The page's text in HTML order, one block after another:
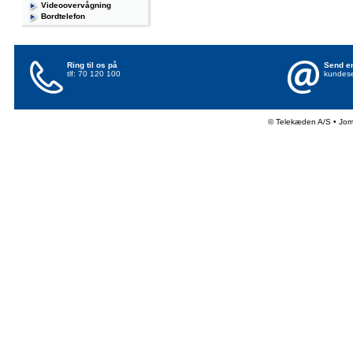
Videoovervågning
Bordtelefon
Ring til os på
tlf: 70 120 100
Send
© Telekæden A/S •